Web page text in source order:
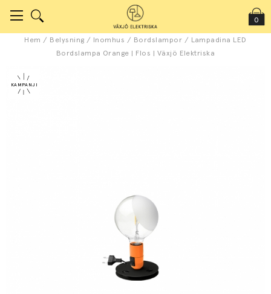
0
Hem / Belysning / Inomhus / Bordslampor / Lampadina LED
Bordslampa Orange | Flos | Växjö Elektriska